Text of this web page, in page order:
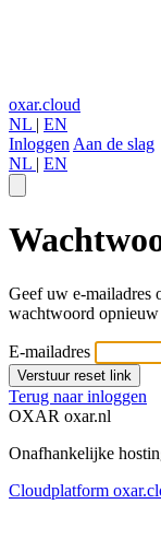
oxar.cloud
NL | EN
Inloggen Aan de slag
NL | EN
Geef uw e-mailadres
wachtwoord opnieuw
E-mailadres
Verstuur reset link
Terug naar inloggen
OXAR oxar.nl
Onafhankelijke
Cloudplatform